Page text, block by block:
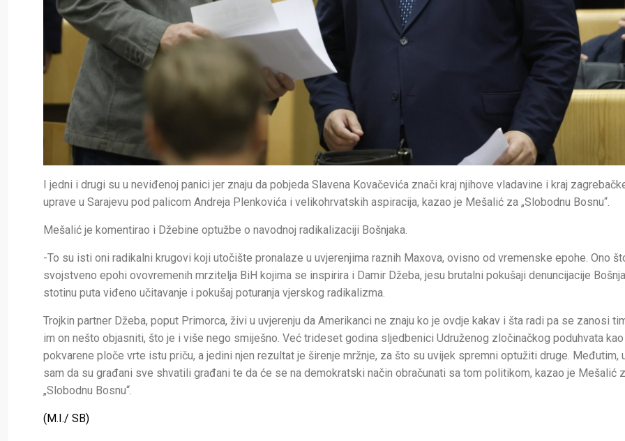
I jedni i drugi su u neviđenoj panici jer znaju da pobjeda Slavena Kovačevića znači kraj njihove vladavine i kraj
uprave u Sarajevu pod palicom Andreja Plenkovića i velikohrvatskih aspiracija, kazao je Mešalić za „Slobodnu Bosnu“.
Mešalić je komentirao i Džebine optužbe o navodnoj radikalizaciji Bošnjaka.
-To su isti oni radikalni krugovi koji utočište pronalaze u uvjerenjima raznih Maxova, ovisno od vremenske epohe. Ono
svojstveno epohi ovovremenih mrzitelja BiH kojima se inspirira i Damir Džeba, jesu brutalni pokušaji denuncijacije
stotinu puta viđeno učitavanje i pokušaj poturanja vjerskog radikalizma.
Trojkin partner Džeba, poput Primorca, živi u uvjerenju da Amerikanci ne znaju ko je ovdje kakav i šta radi pa se zanosi
im on nešto objasniti, što je i više nego smiješno. Već trideset godina sljedbenici Udruženog zločinačkog poduhvata kao
pokvarene ploče vrte istu priču, a jedini njen rezultat je širenje mržnje, za što su uvijek spremni optužiti druge. Međutim,
sam da su građani sve shvatili građani te da će se na demokratski način obračunati sa tom politikom, kazao je Mešalić
„Slobodnu Bosnu“.
(M.I./ SB)